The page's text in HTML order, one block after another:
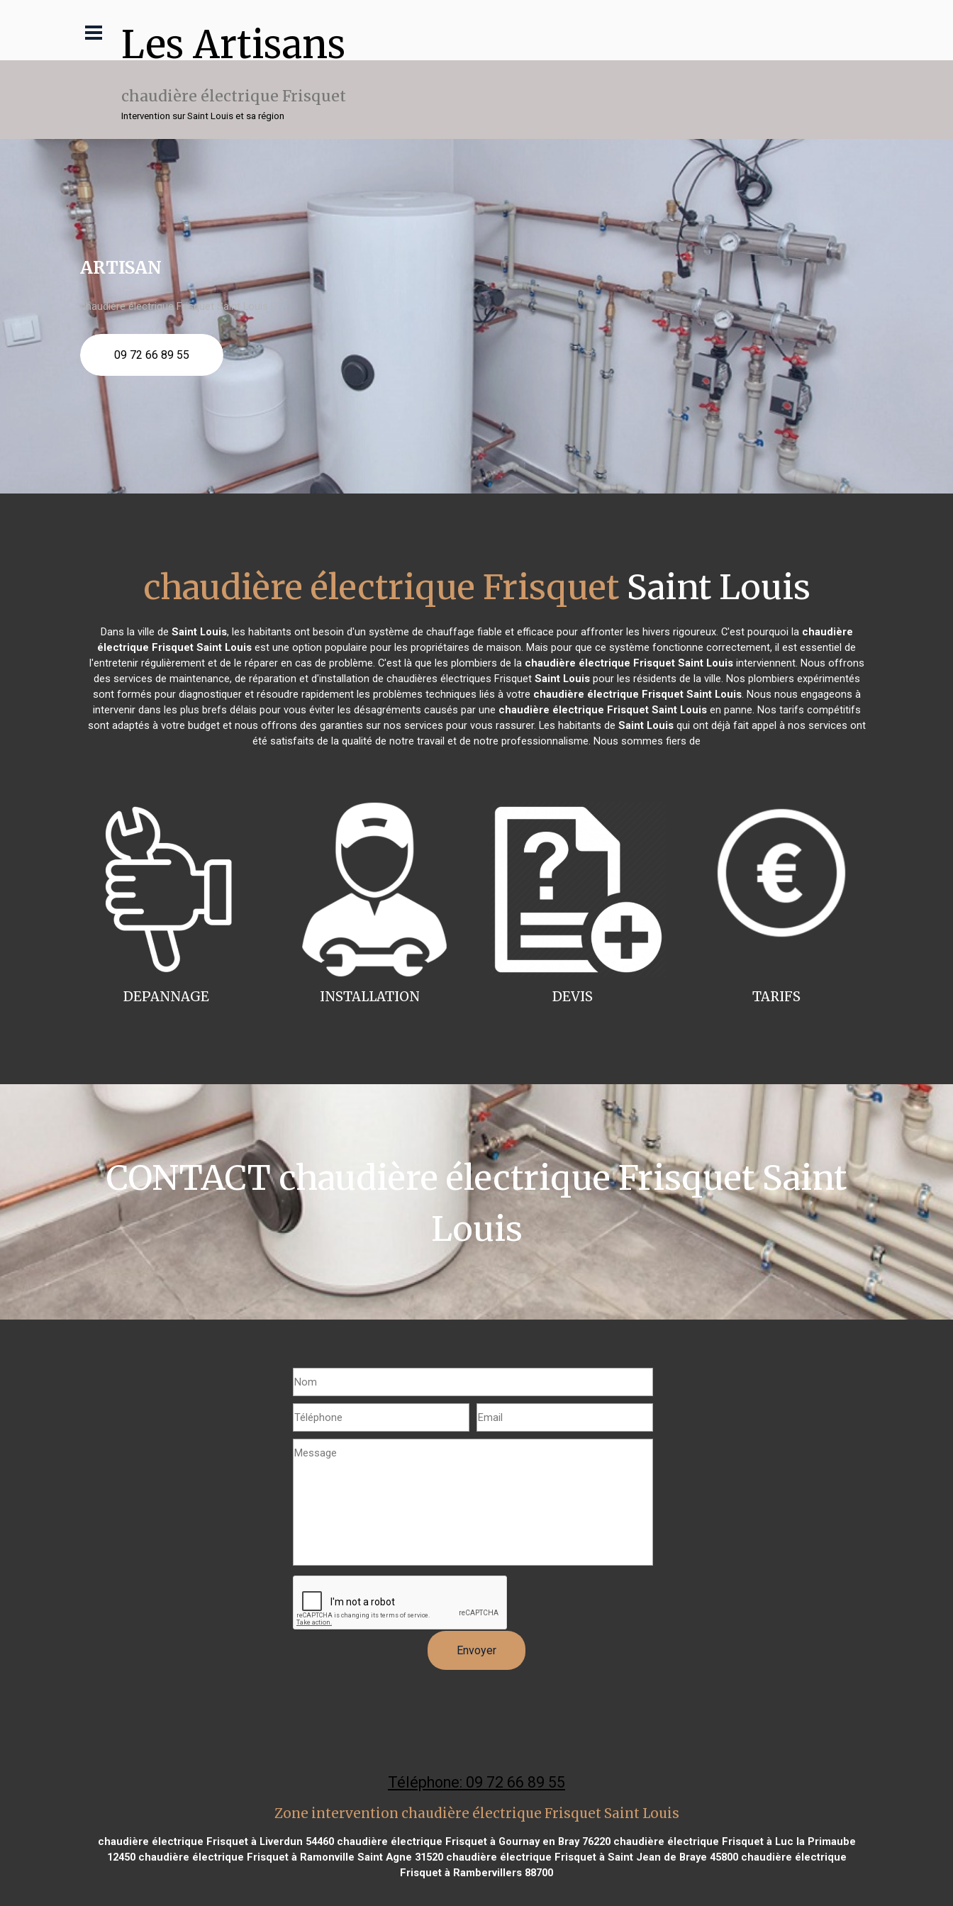
Les Artisans
chaudière électrique Frisquet
Intervention sur Saint Louis et sa région
ARTISAN
chaudière électrique Frisquet Saint Louis
09 72 66 89 55
chaudière électrique FrisquetSaint Louis
Dans la ville de Saint Louis, les habitants ont besoin d'un système de chauffage fiable et efficace pour affronter les hivers rigoureux. C'est pourquoi la chaudière
électrique Frisquet Saint Louis est une option populaire pour les propriétaires de maison. Mais pour que ce système fonctionne correctement, il est essentiel de
l'entretenir régulièrement et de le réparer en cas de problème. C'est là que les plombiers de la chaudière électrique Frisquet Saint Louisinterviennent. Nous offrons
des services de maintenance, de réparation et d'installation de chaudières électriques Frisquet Saint Louispour les résidents de la ville. Nos plombiers expérimentés
sont formés pour diagnostiquer et résoudre rapidement les problèmes techniques liés à votre chaudière électrique Frisquet Saint Louis. Nous nous engageons à
intervenir dans les plus brefs délais pour vous éviter les désagréments causés par une chaudière électrique Frisquet Saint Louisen panne. Nos tarifs compétitifs
sont adaptés à votre budget et nous offrons des garanties sur nos services pour vous rassurer. Les habitants de Saint Louisqui ont déjà fait appel à nos services ont
été satisfaits de la qualité de notre travail et de notre professionnalisme. Nous sommes fiers de
INSTALLATION
DEPANNAGE TARIFS
DEVIS
CONTACT chaudière électrique Frisquet Saint
Louis
Téléphone: 09 72 66 89 55
Zone intervention chaudière électrique Frisquet Saint Louis
chaudière électrique Frisquet à Liverdun 54460chaudière électrique Frisquet à Gournay en Bray 76220chaudière électrique Frisquet à Luc la Primaube
12450chaudière électrique Frisquet à Ramonville Saint Agne 31520chaudière électrique Frisquet à Saint Jean de Braye 45800chaudière électrique
Frisquet à Rambervillers 88700